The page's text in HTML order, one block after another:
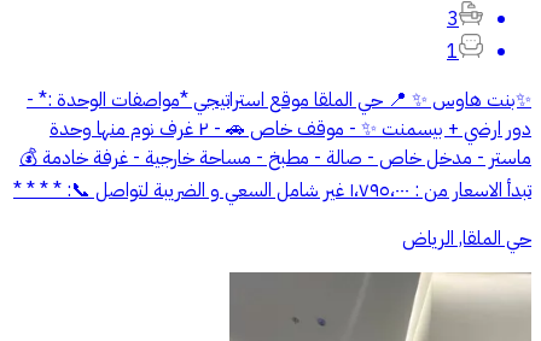
3
1
✨بنت هاوس ✨ 📍 حي الملقا موقع استراتيجي *مواصفات الوحدة :* -
دور ارضي + بيسمنت ✨ - موقف خاص 🚗 - ⁠٢ غرف نوم منها وحدة
ماستر - ⁠مدخل خاص - صالة - مطبخ - مساحة خارجية - غرفة خادمة 💰
تبدأ الاسعار من : ١،٧٩٥،٠٠٠ غير شامل السعي و الضريبة لتواصل 📞: * * * *
حي الملقا, الرياض